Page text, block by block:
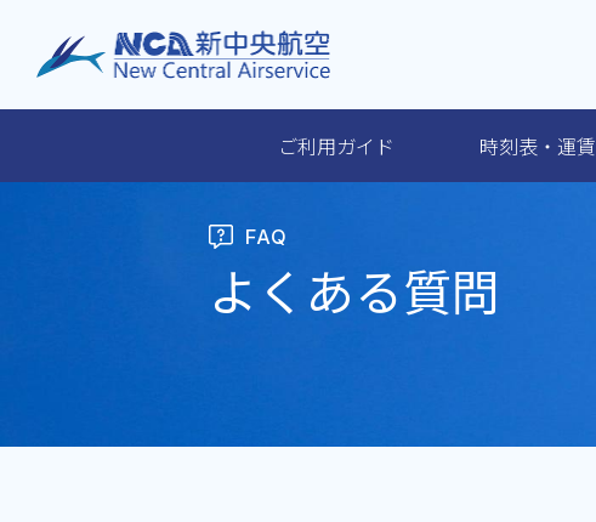
ご利用ガイド 時刻表・運賃
FAQ
よくある質問